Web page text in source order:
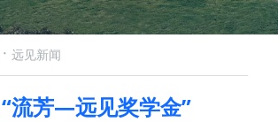
会
图
· 远见新闻
流芳—远见奖学金”